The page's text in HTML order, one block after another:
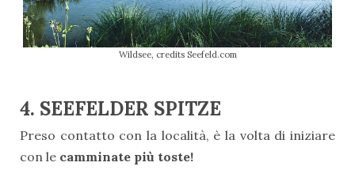
Wildsee, credits Seefeld.com
4. SEEFELDER SPITZE
Preso contatto con la località, è la volta di iniziare
con le camminate più toste!